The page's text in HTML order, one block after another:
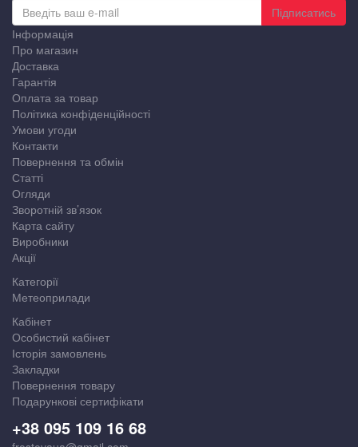
Підписатись
Інформація
Про магазин
Доставка
Гарантія
Оплата за товар
Політика конфіденційності
Умови угоди
Контакти
Повернення та обмін
Статті
Огляди
Зворотній зв’язок
Карта сайту
Виробники
Акції
Категорії
Метеоприлади
Кабінет
Особистий кабінет
Історія замовлень
Закладки
Повернення товару
Подарункові сертифікати
+38 095 109 16 68